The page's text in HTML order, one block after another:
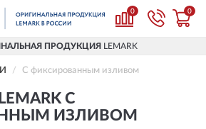
0 0
ПРОДУКЦИЯ LEMARK
С фиксированным изливом
С
ИЗЛИВОМ